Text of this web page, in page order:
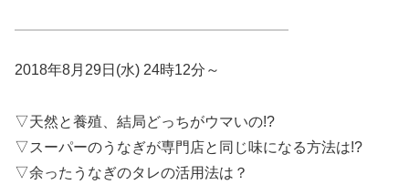
2018年8月29日(水) 24時12分～
▽天然と養殖、結局どっちがウマいの!?
▽スーパーのうなぎが専門店と同じ味になる方法は!?
▽余ったうなぎのタレの活用法は？